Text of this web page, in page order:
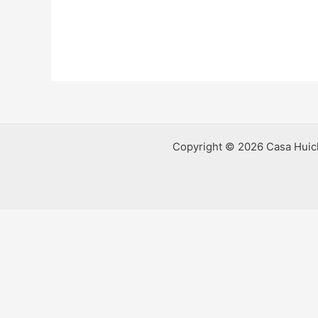
Copyright © 2026 Casa